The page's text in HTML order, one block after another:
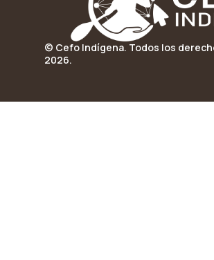
© Cefo Indígena. Todos los
2026.